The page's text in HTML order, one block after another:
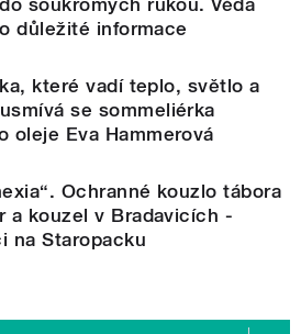
důležité informace
které vadí teplo, světlo a
se sommeliérka
oleje Eva Hammerová
Ochranné kouzlo tábora
a kouzel v Bradavicích -
na Staropacku